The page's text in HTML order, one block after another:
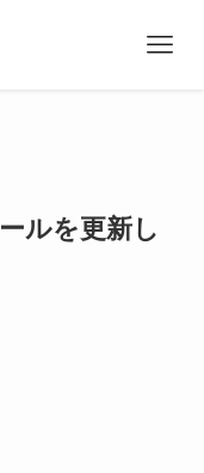
ルを更新し